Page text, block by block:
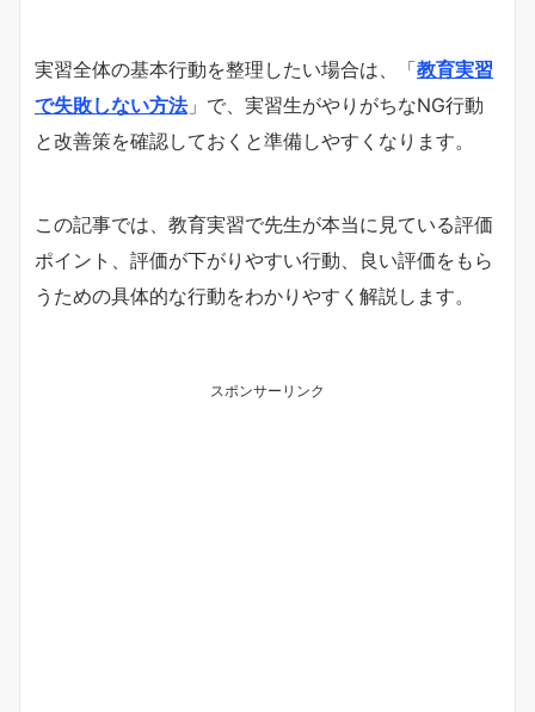
実習全体の基本行動を整理したい場合は、「教育実習
で失敗しない方法」で、実習生がやりがちなNG行動
と改善策を確認しておくと準備しやすくなります。
この記事では、教育実習で先生が本当に見ている評価
ポイント、評価が下がりやすい行動、良い評価をもら
うための具体的な行動をわかりやすく解説します。
スポンサーリンク